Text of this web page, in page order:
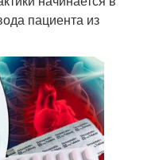
пациента из